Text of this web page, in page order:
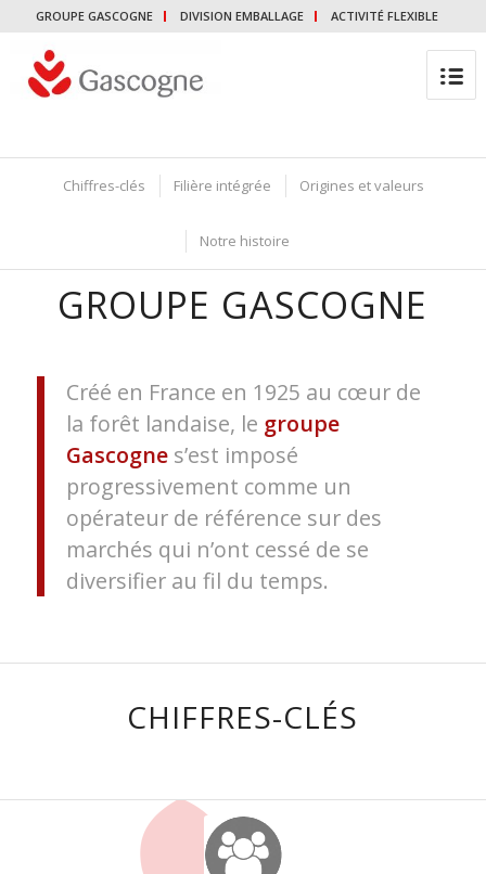
GROUPE GASCOGNE DIVISION EMBALLAGE ACTIVITÉ FLEXIBLE
Chiffres-clés Filière intégrée Origines et valeurs
Notre histoire
GROUPE GASCOGNE
Créé en France en 1925 au cœur de
la forêt landaise, le groupe
Gascognes’est imposé
progressivement comme un
opérateur de référence sur des
marchés qui n’ont cessé de se
diversifier au fil du temps.
CHIFFRES-CLÉS